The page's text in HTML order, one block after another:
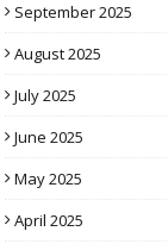
September 2025
August 2025
July 2025
June 2025
May 2025
April 2025